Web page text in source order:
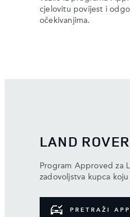
cjelovitu povijest i
očekivanjima.​​
LAND
Program Approved za
zadovoljstva kupca
PRETRAŽI